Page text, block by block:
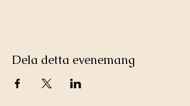
Dela detta evenemang